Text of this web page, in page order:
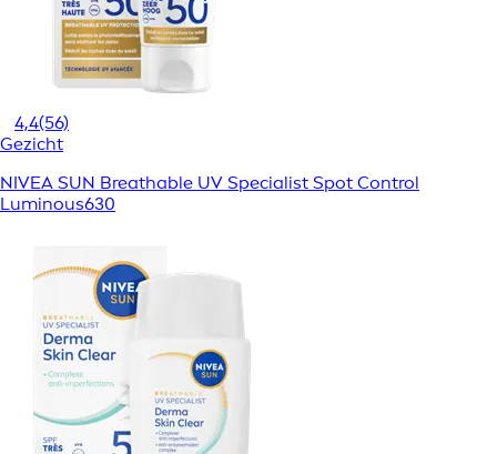
4,4(56)
Gezicht
NIVEA SUN Breathable UV Specialist Spot Control
Luminous630